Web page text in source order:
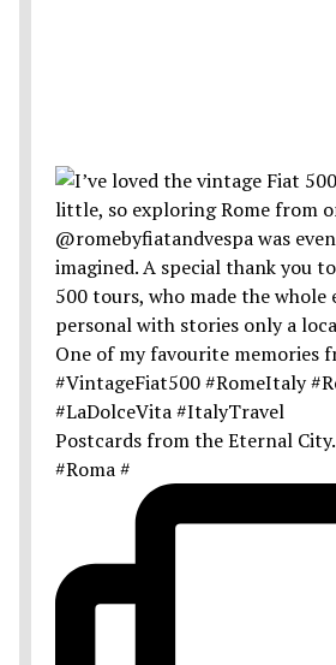
Postcards from the Eternal City.
#Roma #